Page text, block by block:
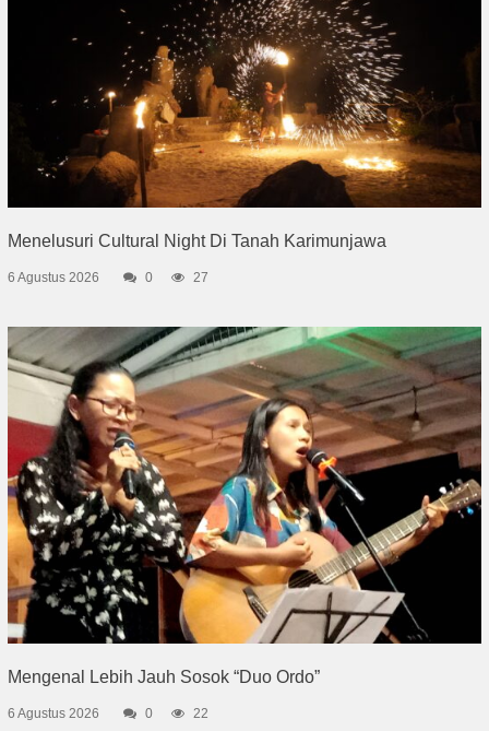
Menelusuri Cultural Night Di Tanah Karimunjawa
6 Agustus 2026 0 27
Mengenal Lebih Jauh Sosok “Duo Ordo”
6 Agustus 2026 0 22